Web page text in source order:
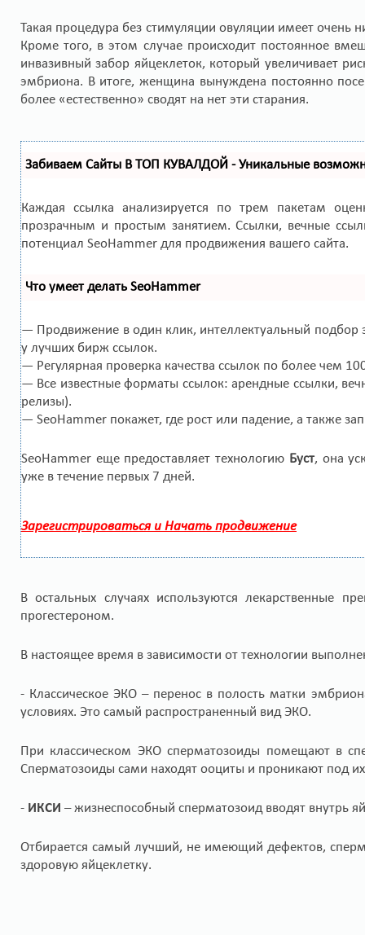
Такая процедура без стимуляции овуляции имеет очень
Кроме того, в этом случае происходит постоянное
инвазивный забор яйцеклеток, который увеличивает
эмбриона. В итоге, женщина вынуждена постоянно
более «естественно» сводят на нет эти старания.
Забиваем Сайты В ТОП КУВАЛДОЙ - Уникальные
Каждая ссылка анализируется по трем пакетам
прозрачным и простым занятием. Ссылки, вечные
потенциал SeoHammer для продвижения вашего сайта.
Что умеет делать SeoHammer
— Продвижение в один клик, интеллектуальный подбор
у лучших бирж ссылок.
— Регулярная проверка качества ссылок по более чем
— Все известные форматы ссылок: арендные ссылки,
релизы).
— SeoHammer покажет, где рост или падение, а также
SeoHammer еще предоставляет технологию Буст, она
уже в течение первых 7 дней.
Зарегистрироваться и Начать продвижение
В остальных случаях используются лекарственные
прогестероном.
В настоящее время в зависимости от технологии
- Классическое ЭКО – перенос в полость матки
условиях. Это самый распространенный вид ЭКО.
При классическом ЭКО сперматозоиды помещают в
Сперматозоиды сами находят ооциты и проникают под
- ИКСИ – жизнеспособный сперматозоид вводят внутрь
Отбирается самый лучший, не имеющий дефектов,
здоровую яйцеклетку.